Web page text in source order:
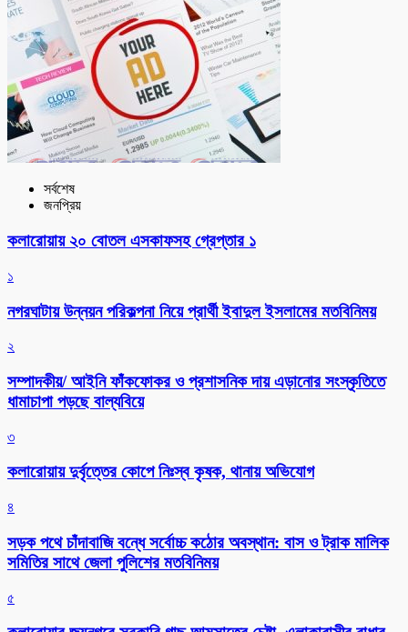
সর্বশেষ
জনপ্রিয়
কলারোয়ায় ২০ বোতল এসকাফসহ গ্রেপ্তার ১
১
নগরঘাটায় উন্নয়ন পরিকল্পনা নিয়ে প্রার্থী ইবাদুল ইসলামের মতবিনিময়
২
সম্পাদকীয়/ আইনি ফাঁকফোকর ও প্রশাসনিক দায় এড়ানোর সংস্কৃতিতে
ধামাচাপা পড়ছে বাল্যবিয়ে
৩
কলারোয়ায় দুর্বৃত্তের কোপে নিঃস্ব কৃষক, থানায় অভিযোগ
৪
সড়ক পথে চাঁদাবাজি বন্ধে সর্বোচ্চ কঠোর অবস্থান: বাস ও ট্রাক মালিক
সমিতির সাথে জেলা পুলিশের মতবিনিময়
৫